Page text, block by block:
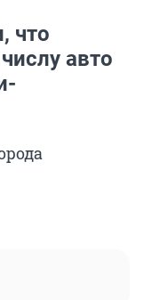
что
авто